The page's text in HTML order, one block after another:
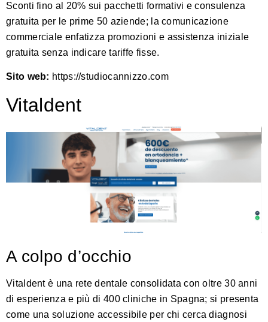
Sconti fino al 20% sui pacchetti formativi e consulenza
gratuita per le prime 50 aziende; la comunicazione
commerciale enfatizza promozioni e assistenza iniziale
gratuita senza indicare tariffe fisse.
Sito web: https://studiocannizzo.com
Vitaldent
A colpo d’occhio
Vitaldent è una rete dentale consolidata con oltre 30 anni
di esperienza e più di 400 cliniche in Spagna; si presenta
come una soluzione accessibile per chi cerca diagnosi